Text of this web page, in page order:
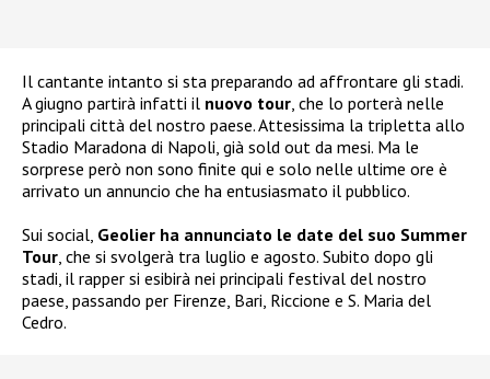
Il cantante intanto si sta preparando ad affrontare gli stadi.
A giugno partirà infatti il nuovo tour , che lo porterà nelle
principali città del nostro paese. Attesissima la tripletta allo
Stadio Maradona di Napoli, già sold out da mesi. Ma le
sorprese però non sono finite qui e solo nelle ultime ore è
arrivato un annuncio che ha entusiasmato il pubblico.
Sui social, Geolier ha annunciato le date del suo Summer
Tour , che si svolgerà tra luglio e agosto. Subito dopo gli
stadi, il rapper si esibirà nei principali festival del nostro
paese, passando per Firenze, Bari, Riccione e S. Maria del
Cedro.